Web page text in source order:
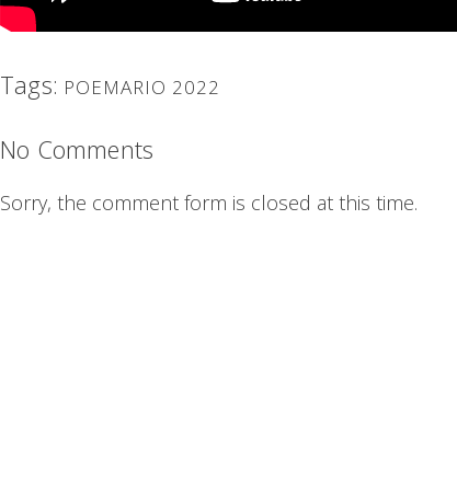
Tags: POEMARIO 2022
No Comments
Sorry, the comment form is closed at this time.